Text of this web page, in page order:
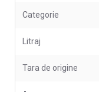
Categorie
Litraj
Tara de origine